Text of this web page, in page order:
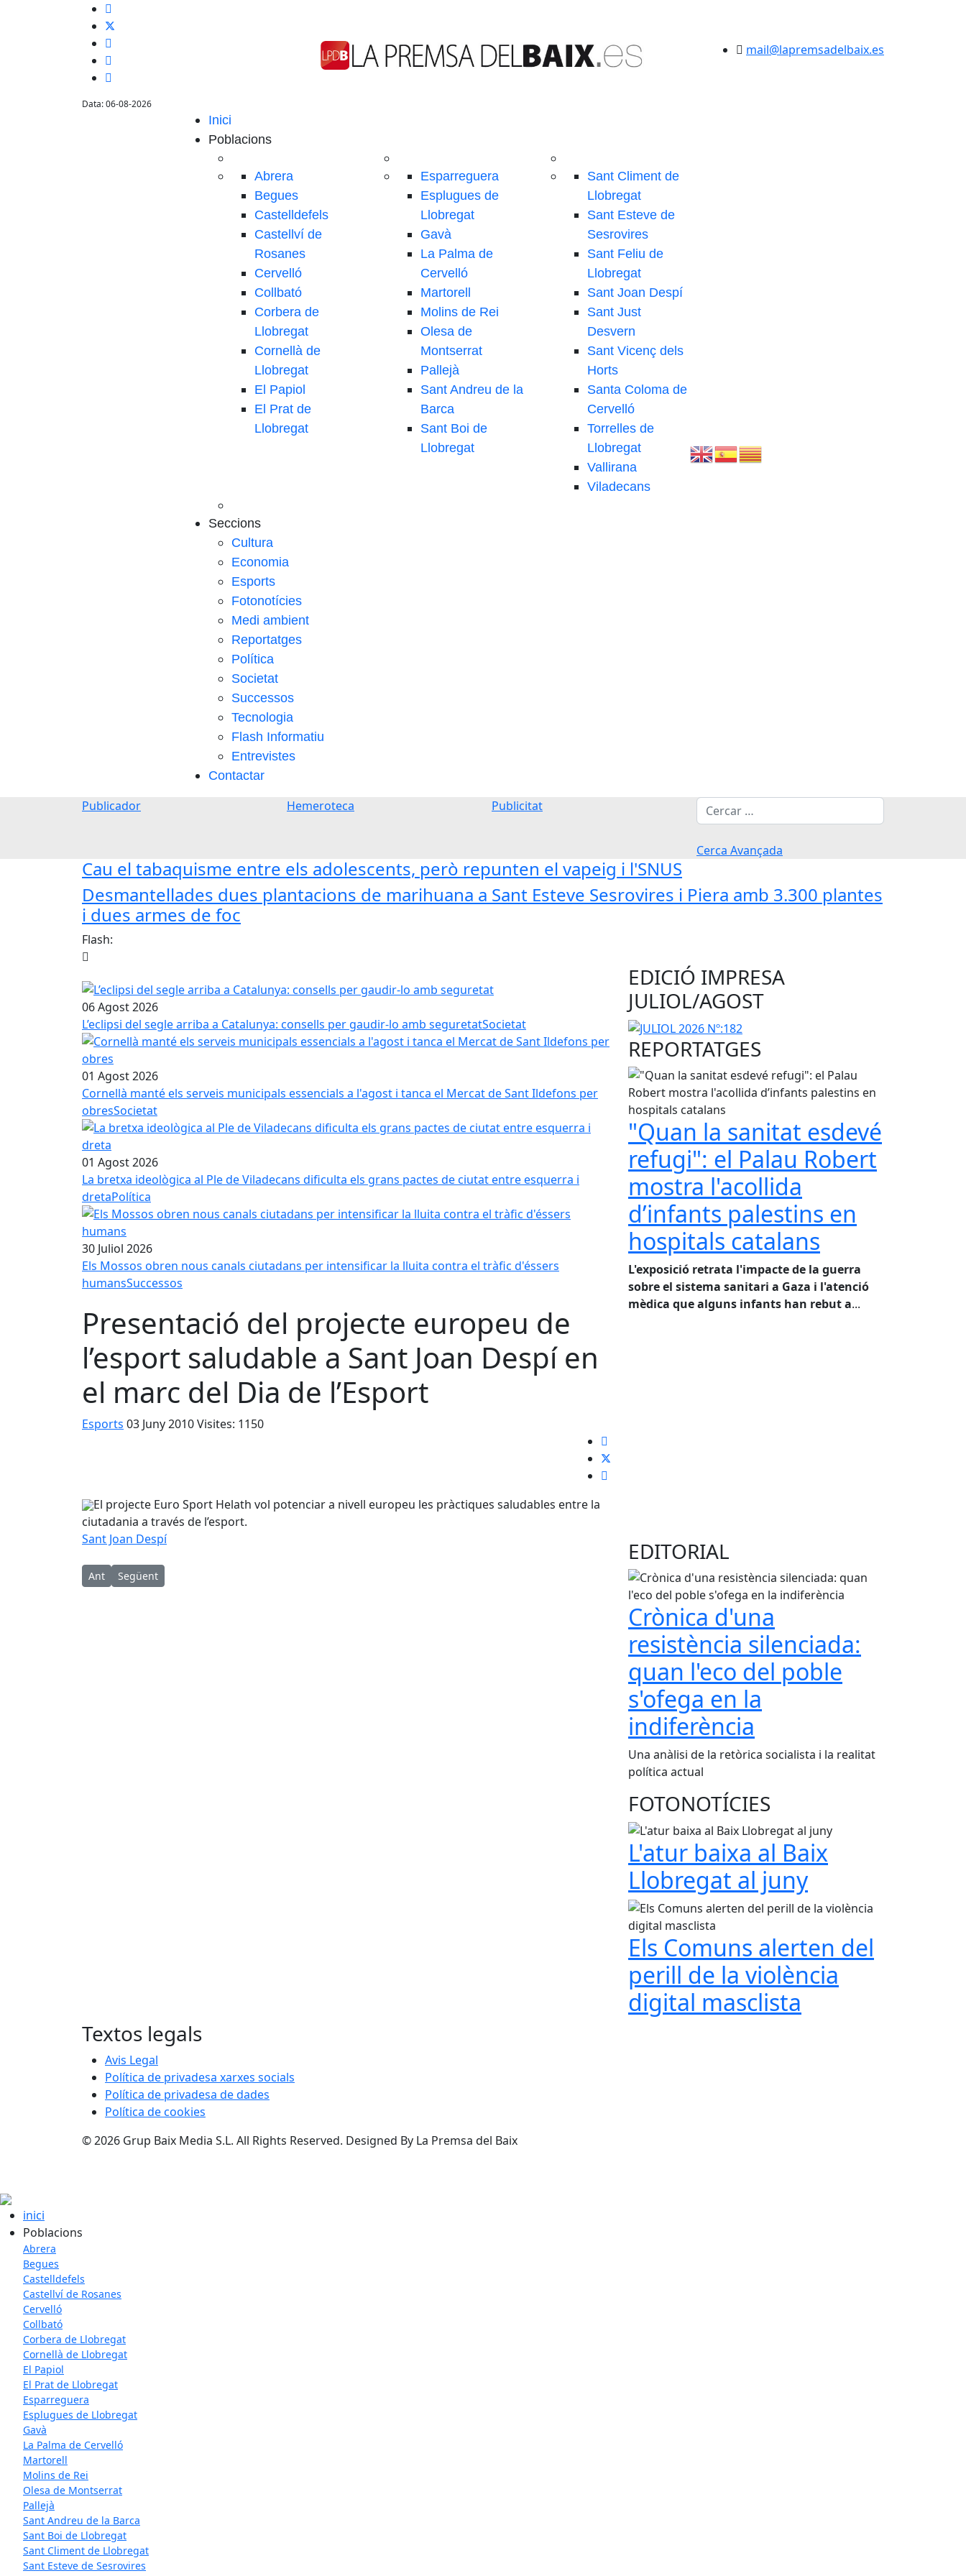
Data: 06-08-2026
mail@lapremsadelbaix.es
Inici
Poblacions
Abrera
Begues
Castelldefels
Castellví de
Rosanes
Cervelló
Collbató
Corbera de
Llobregat
Cornellà de
Llobregat
El Papiol
El Prat de
Llobregat
Esparreguera
Esplugues de
Llobregat
Gavà
La Palma de
Cervelló
Martorell
Molins de Rei
Olesa de
Montserrat
Pallejà
Sant Andreu de la
Barca
Sant Boi de
Llobregat
Sant Climent de
Llobregat
Sant Esteve de
Sesrovires
Sant Feliu de
Llobregat
Sant Joan Despí
Sant Just
Desvern
Sant Vicenç dels
Horts
Santa Coloma de
Cervelló
Torrelles de
Llobregat
Vallirana
Viladecans
Seccions
Cultura
Economia
Esports
Fotonotícies
Medi ambient
Reportatges
Política
Societat
Successos
Tecnologia
Flash Informatiu
Entrevistes
Contactar
Publicador Hemeroteca Publicitat Cerca
Cerca Avançada
Cau el tabaquisme entre els adolescents, però repunten el vapeig i l'SNUS
Desmantellades dues plantacions de marihuana a Sant Esteve Sesrovires i Piera amb 3.300 plantes
i dues armes de foc
Flash:
06 Agost 2026
L’eclipsi del segle arriba a Catalunya: consells per gaudir-lo amb seguretatSocietat
01 Agost 2026
Cornellà manté els serveis municipals essencials a l'agost i tanca el Mercat de Sant Ildefons per
obresSocietat
01 Agost 2026
La bretxa ideològica al Ple de Viladecans dificulta els grans pactes de ciutat entre esquerra i
dretaPolítica
30 Juliol 2026
Els Mossos obren nous canals ciutadans per intensificar la lluita contra el tràfic d'éssers
humansSuccessos
Presentació del projecte europeu de
l’esport saludable a Sant Joan Despí en
el marc del Dia de l’Esport
Esports 03 Juny 2010Visites: 1150
El projecte Euro Sport Helath vol potenciar a nivell europeu les pràctiques saludables entre la
ciutadania a través de l’esport.
Sant Joan Despí
Article anterior: Esplugues celebra la primera Setmana de l'Esport
Ant Article següent: Esplugues celebra aquest Diumenge la Festa de les Rodes.
Següent
EDICIÓ IMPRESA
JULIOL/AGOST
REPORTATGES
"Quan la sanitat esdevé
refugi": el Palau Robert
mostra l'acollida
d’infants palestins en
hospitals catalans
L'exposició retrata l'impacte de la guerra
sobre el sistema sanitari a Gaza i l'atenció
mèdica que alguns infants han rebut a...
EDITORIAL
Crònica d'una
resistència silenciada:
quan l'eco del poble
s'ofega en la
indiferència
Una anàlisi de la retòrica socialista i la realitat
política actual
FOTONOTÍCIES
L'atur baixa al Baix
Llobregat al juny
Els Comuns alerten del
perill de la violència
digital masclista
Textos legals
Avis Legal
Política de privadesa xarxes socials
Política de privadesa de dades
Política de cookies
© 2026 Grup Baix Media S.L. All Rights Reserved. Designed By La Premsa del Baix
inici
Poblacions
Abrera
Begues
Castelldefels
Castellví de Rosanes
Cervelló
Collbató
Corbera de Llobregat
Cornellà de Llobregat
El Papiol
El Prat de Llobregat
Esparreguera
Esplugues de Llobregat
Gavà
La Palma de Cervelló
Martorell
Molins de Rei
Olesa de Montserrat
Pallejà
Sant Andreu de la Barca
Sant Boi de Llobregat
Sant Climent de Llobregat
Sant Esteve de Sesrovires